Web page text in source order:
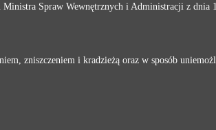
Spraw Wewnętrznych i Administracji z dnia
zniszczeniem i kradzieżą oraz w sposób